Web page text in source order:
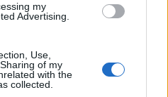
my
Advertising.
Use,
of my
with the
collected.